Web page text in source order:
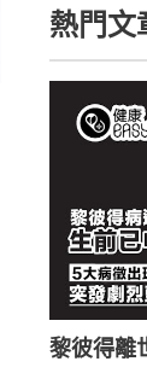
熱門文
黎彼得離